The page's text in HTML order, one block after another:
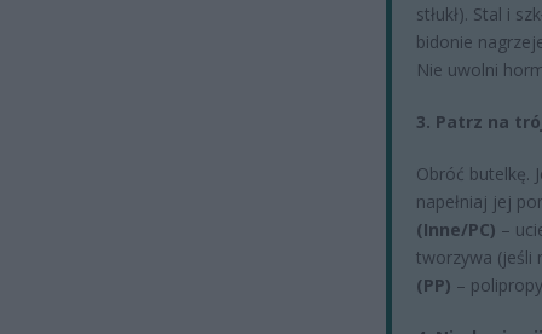
stłukł). Stal i
bidonie
Nie uwolni
3. Patrz na
Obróć butelkę.
napełniaj jej
(Inne/PC) –
tworzywa (jeśli
(PP) –